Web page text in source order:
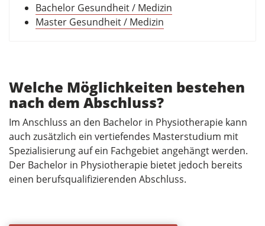
Welche Möglichkeiten bestehen
nach dem Abschluss?
Im Anschluss an den Bachelor in Physiotherapie kann
auch zusätzlich ein vertiefendes Masterstudium mit
Spezialisierung auf ein Fachgebiet angehängt werden.
Der Bachelor in Physiotherapie bietet jedoch bereits
einen berufsqualifizierenden Abschluss.
Bachelor Gesundheit / Medizin
Master Gesundheit / Medizin